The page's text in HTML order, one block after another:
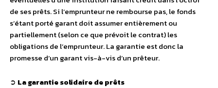
de ses prêts. Si l’emprunteur ne rembourse pas, le fonds
s’étant porté garant doit assumer entièrement ou
partiellement (selon ce que prévoit le contrat) les
obligations de l’emprunteur. La garantie est donc la
promesse d’un garant vis-à-vis d’un prêteur.
➲ La garantie solidaire de prêts